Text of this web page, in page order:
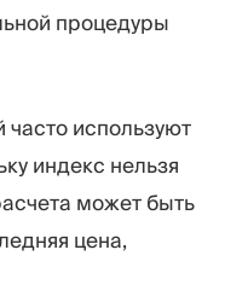
процедуры
используют
индекс нельзя
может быть
цена,